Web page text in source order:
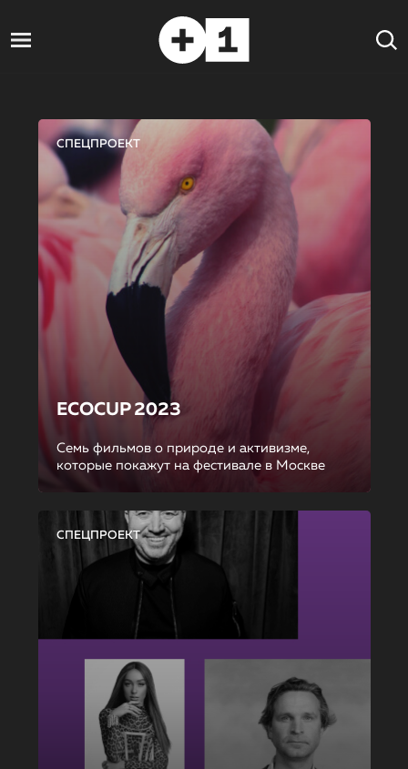
СПЕЦПРОЕКТ
ECOCUP 2023
Семь фильмов о природе и активизме,
которые покажут на фестивале в Москве
СПЕЦПРОЕКТ